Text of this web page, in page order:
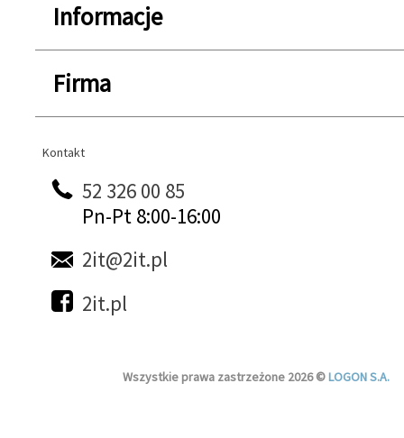
Informacje
Firma
Kontakt
Kontakt
52 326 00 85
Pn-Pt 8:00-16:00
2it@2it.pl
2it.pl
Wszystkie prawa zastrzeżone 2026 ©LOGON S.A.